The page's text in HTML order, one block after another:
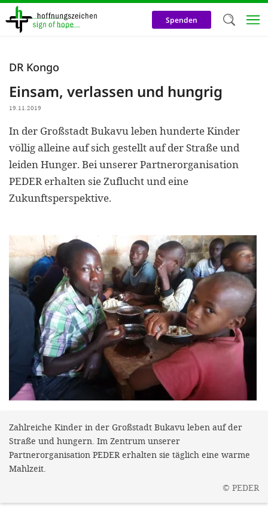
Direkt
zum
Inhalt
Spenden
DR Kongo
Einsam, verlassen und hungrig
19.11.2019
In der Großstadt Bukavu leben hunderte Kinder
völlig alleine auf sich gestellt auf der Straße und
leiden Hunger. Bei unserer Partnerorganisation
PEDER erhalten sie Zuflucht und eine
Zukunftsperspektive.
Zahlreiche Kinder in der Großstadt Bukavu leben auf der
Straße und hungern. Im Zentrum unserer
Partnerorganisation PEDER erhalten sie täglich eine warme
Mahlzeit.
© PEDER
Wir
auf
nutzen
Online-
gewinnen.
Sie